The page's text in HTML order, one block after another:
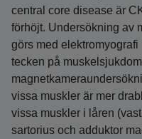
central core disease är
förhöjt. Undersökning av
görs med elektromyografi
tecken på
vissa muskler är mer
vissa muskler i låren
sartorius och adduktor